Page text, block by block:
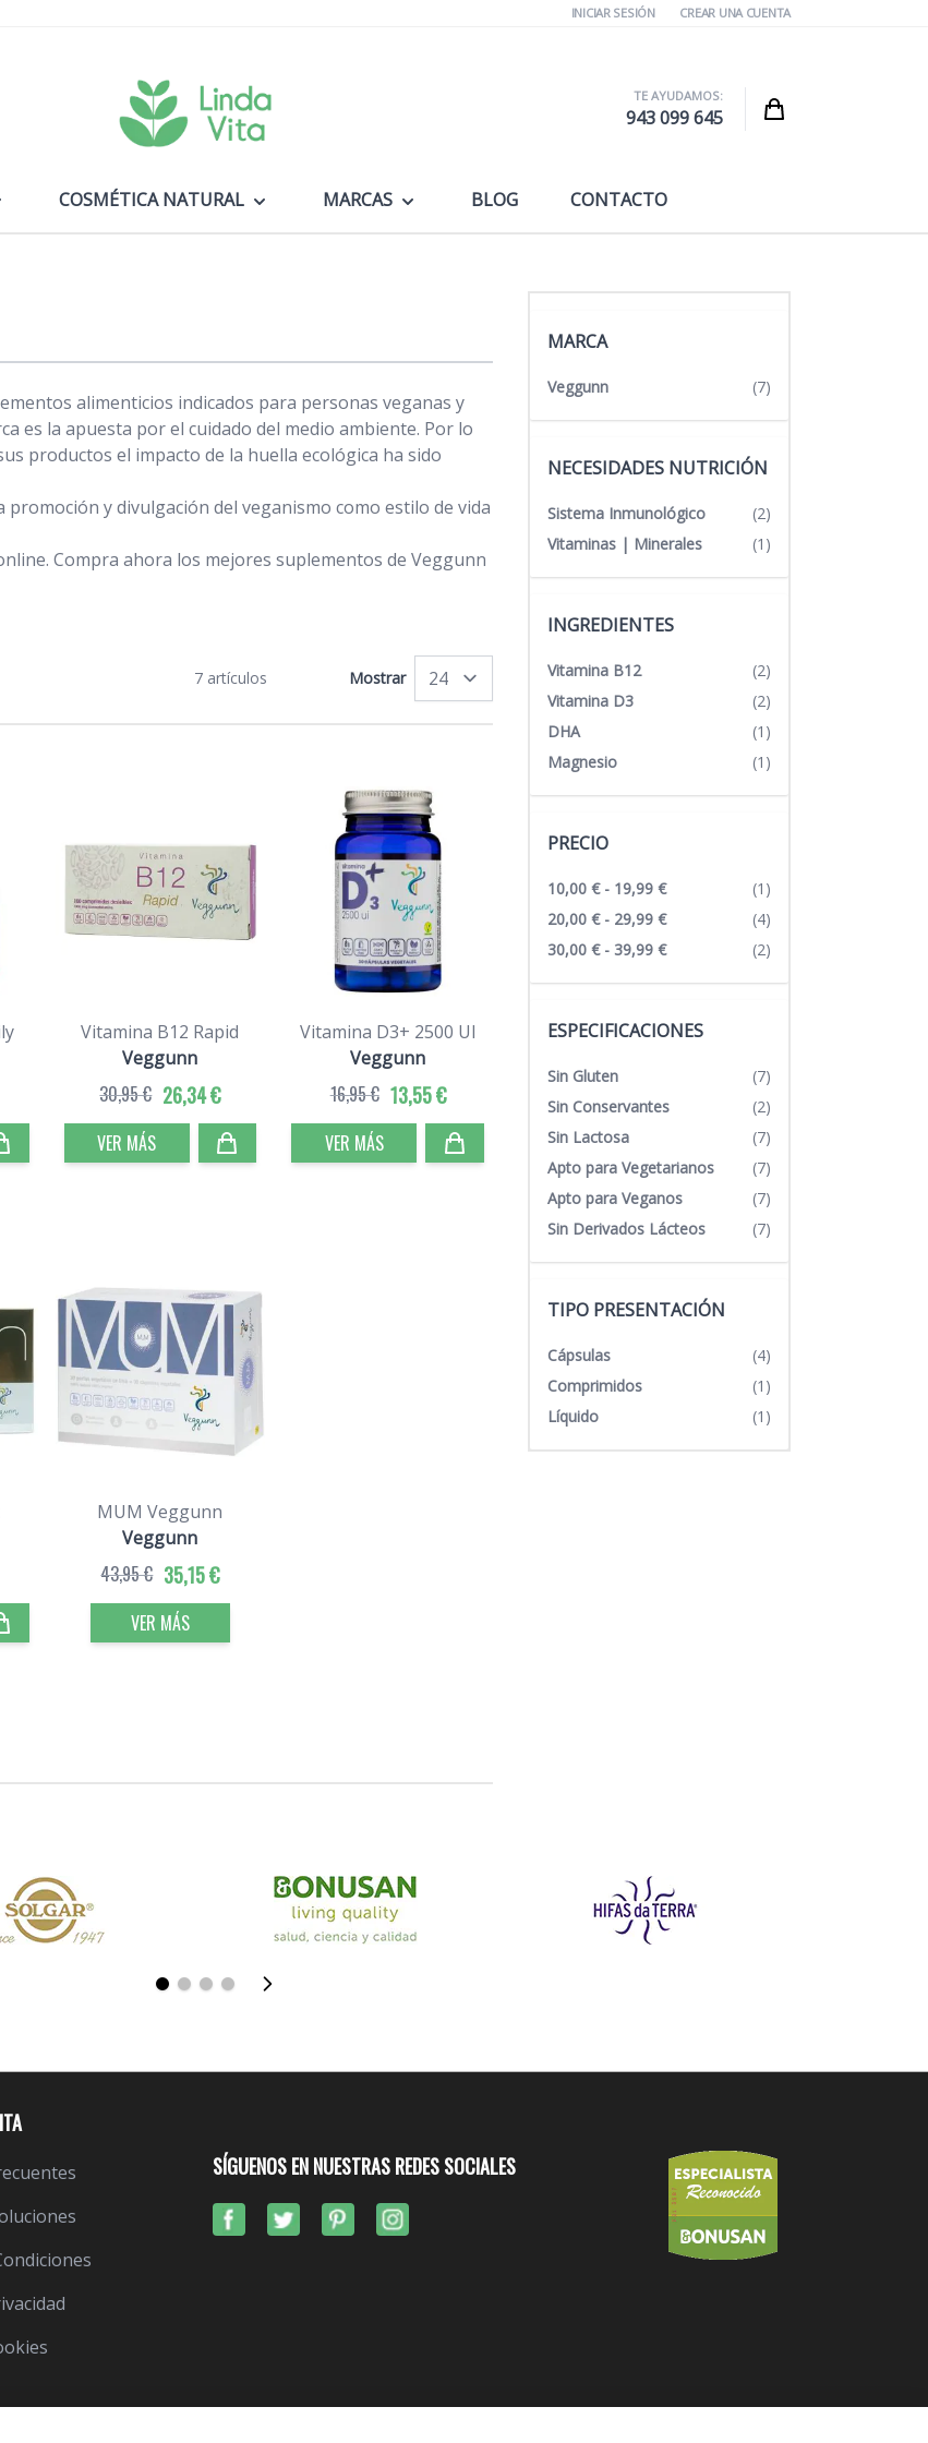
INICIAR SESIÓN CREAR UNA CUENTA
TE AYUDAMOS:
943 099 645 Cart
COSMÉTICA NATURAL MARCAS BLOG CONTACTO
MARCA
Veggunn (7)
NECESIDADES NUTRICIÓN
Sistema Inmunológico
(2)
Vitaminas | Minerales
(1)
INGREDIENTES
Vitamina B12
(2)
Vitamina D3
(2)
DHA
(1)
Magnesio
(1)
PRECIO
10,00 €- 19,99 €
(1)
20,00 €- 29,99 €
(4)
30,00 €- 39,99 € (2)
ESPECIFICACIONES
Sin Gluten
(7)
Sin Conservantes
(2)
Sin Lactosa
(7)
Apto para Vegetarianos
(7)
Apto para Veganos
(7)
Sin Derivados Lácteos
(7)
TIPO PRESENTACIÓN
Cápsulas
(4)
Comprimidos
(1)
Líquido
(1)
alimenticios indicados para personas veganas y
es la apuesta por el cuidado del medio ambiente. Por lo
productos el impacto de la huella ecológica ha sido
y divulgación del veganismo como estilo de vida
Compra ahora los mejores suplementos de Veggunn
7 artículos Mostrar
Vitamina B12 Rapid
Veggunn
26,34 €
30,95 €
VER MÁS
Vitamina D3+ 2500 UI
Veggunn
13,55 €
16,95 €
VER MÁS
MUM Veggunn
Veggunn
35,15 €
43,95 €
VER MÁS
SÍGUENOS EN NUESTRAS REDES SOCIALES